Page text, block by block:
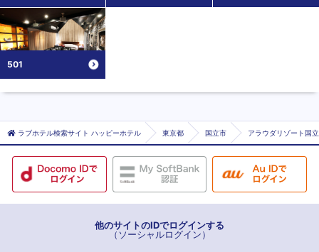
501
ラブホテル検索サイト ハッピーホテル 東京都 国立市 アラウダリゾート国
他のサイトのIDでログインする
（ソーシャルログイン）